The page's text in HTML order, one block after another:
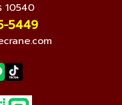
10540
5449